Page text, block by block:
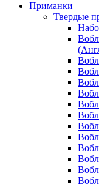
Приманки
Твердые